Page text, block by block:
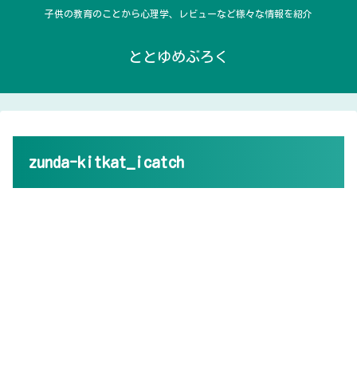
子供の教育のことから心理学、レビューなど様々な情報を紹介
ととゆめぶろく
zunda-kitkat_icatch